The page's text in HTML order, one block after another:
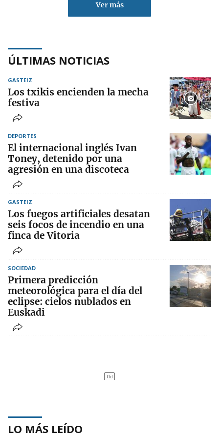
Ver más
ÚLTIMAS NOTICIAS
GASTEIZ
Los txikis encienden la mecha
festiva
DEPORTES
El internacional inglés Ivan
Toney, detenido por una
agresión en una discoteca
GASTEIZ
Los fuegos artificiales desatan
seis focos de incendio en una
finca de Vitoria
SOCIEDAD
Primera predicción
meteorológica para el día del
eclipse: cielos nublados en
Euskadi
LO MÁS LEÍDO